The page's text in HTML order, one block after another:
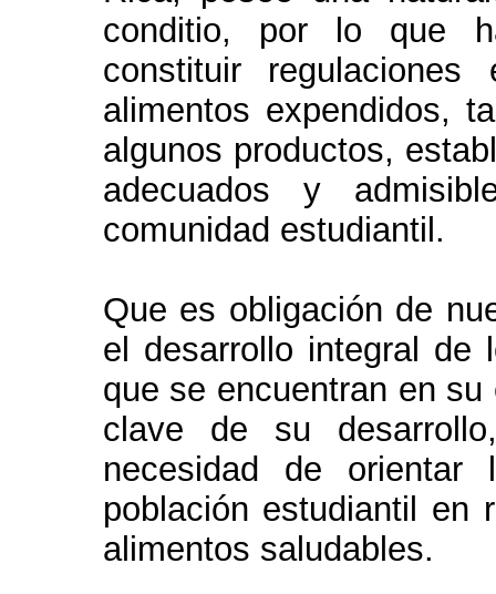
conditio, por lo que
constituir
alimentos expendidos,
algunos productos,
adecuados y
comunidad estudiantil.
Que es obligación de
el desarrollo integral de
que se encuentran en
clave de su
necesidad de
población estudiantil en
alimentos saludables.